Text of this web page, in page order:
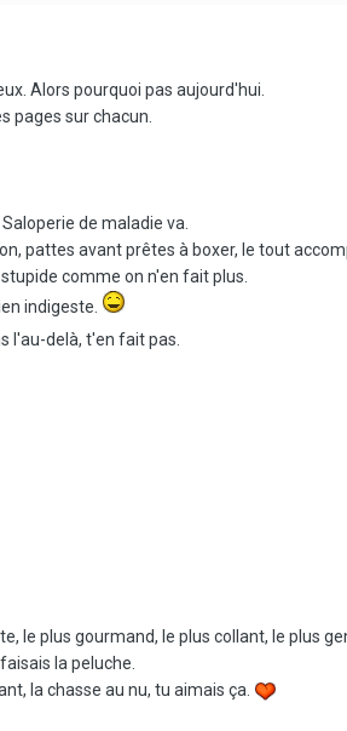
Alors pourquoi pas aujourd'hui.
pages sur chacun.
de maladie va.
pattes avant prêtes à boxer, le tout
comme on n'en fait plus.
indigeste.
l'au-delà, t'en fait pas.
le plus gourmand, le plus collant, le plus
la peluche.
la chasse au nu, tu aimais ça.